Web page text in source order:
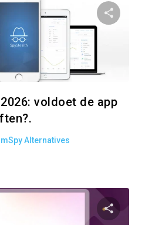
voldoet de app
mSpy Alternatives